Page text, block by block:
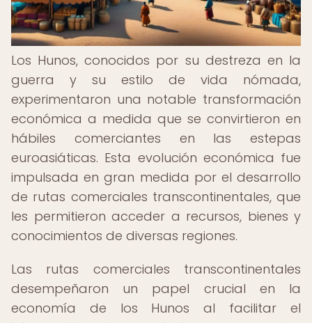
Los Hunos, conocidos por su destreza en la
guerra y su estilo de vida nómada,
experimentaron una notable transformación
económica a medida que se convirtieron en
hábiles comerciantes en las estepas
euroasiáticas. Esta evolución económica fue
impulsada en gran medida por el desarrollo
de rutas comerciales transcontinentales, que
les permitieron acceder a recursos, bienes y
conocimientos de diversas regiones.
Las rutas comerciales transcontinentales
desempeñaron un papel crucial en la
economía de los Hunos al facilitar el